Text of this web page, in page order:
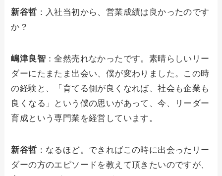
新谷哲 ：入社当初から、営業成績は良かったのです
か？
嶋津良智 ：全然売れなかったです。素晴らしいリー
ダーにたまたま出会い、僕が変わりました。この時
の経験と、「育てる側が良くなれば、社会も企業も
良くなる」という僕の思いがあって、今、リーダー
育成という専門業を経営しています。
新谷哲 ：なるほど。できればこの時に出会ったリー
ダーの方のエピソードを教えて頂きたいのですが、